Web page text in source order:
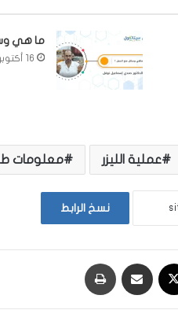
ما هي
16 أكتوبر، 2022
عملية الليزر معلومات
نسخ الرابط